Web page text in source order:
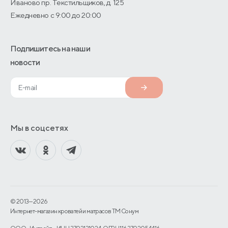
Иваново пр. Текстильщиков, д. 125
Ежедневно с 9:00 до 20:00
Подпишитесь на наши
новости
Мы в соцсетях
© 2013—2026
Интернет-магазин кроватей и матрасов TM Сонум